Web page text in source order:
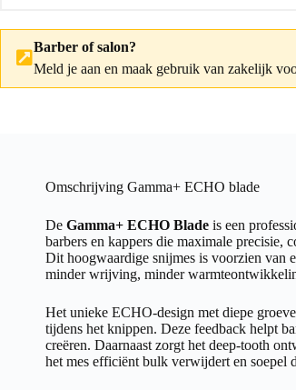
Barber of salon?
Meld je aan en maak gebruik van zakelijk
Omschrijving Gamma+ ECHO blade
De Gamma+ ECHO Blade is een
barbers en kappers die maximale precisie,
Dit hoogwaardige snijmes is voorzien
minder wrijving, minder
Het unieke ECHO-design met diepe
tijdens het knippen. Deze feedback helpt
creëren. Daarnaast zorgt het deep-tooth
het mes efficiënt bulk verwijdert en soepel